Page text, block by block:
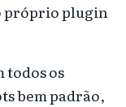
próprio plugin
todos os
bem padrão,